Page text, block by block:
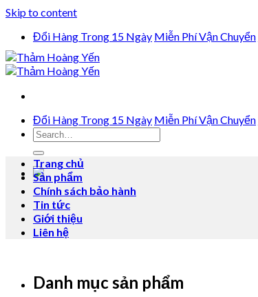
Skip to content
Đổi Hàng Trong 15 Ngày Miễn Phí Vận Chuyển
Đổi Hàng Trong 15 Ngày Miễn Phí Vận Chuyển
Trang chủ
Sản phẩm
Chính sách bảo hành
Tin tức
Giới thiệu
Liên hệ
Danh mục sản phẩm